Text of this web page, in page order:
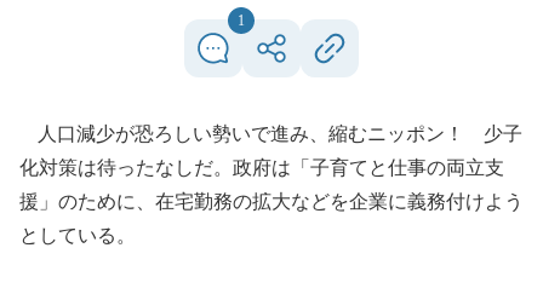
1
人口減少が恐ろしい勢いで進み、縮むニッポン！ 少子
化対策は待ったなしだ。政府は「子育てと仕事の両立支
援」のために、在宅勤務の拡大などを企業に義務付けよう
としている。